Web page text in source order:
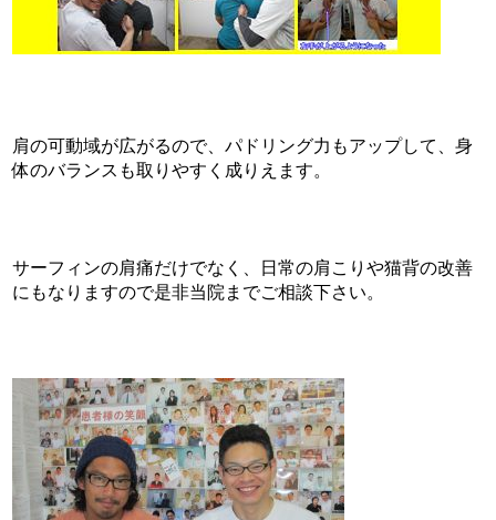
肩の可動域が広がるので、パドリング力もアップして、身
体のバランスも取りやすく成りえます。
サーフィンの肩痛だけでなく、日常の肩こりや猫背の改善
にもなりますので是非当院までご相談下さい。